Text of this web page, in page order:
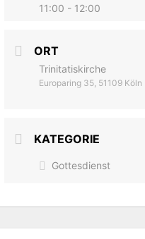
11:00 - 12:00
ORT
Trinitatiskirche
Europaring 35, 51109 Köln
KATEGORIE
Gottesdienst